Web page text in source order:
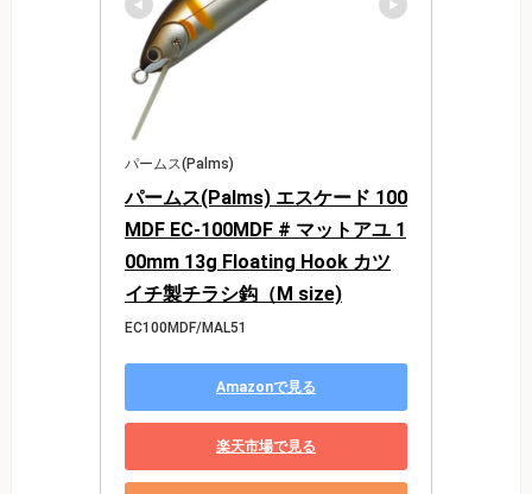
パームス(Palms)
パームス(Palms) エスケード 100
MDF EC-100MDF # マットアユ 1
00mm 13g Floating Hook カツ
イチ製チラシ鈎（M size)
EC100MDF/MAL51
Amazonで見る
楽天市場で見る